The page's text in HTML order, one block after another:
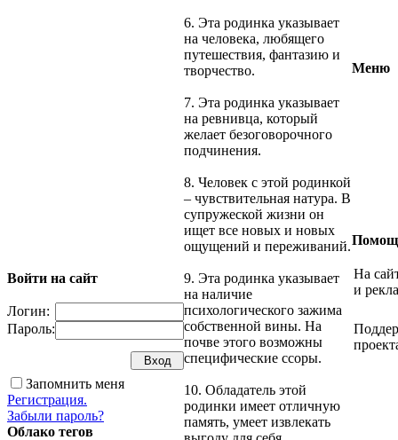
Войти на сайт
Логин:
Пароль:
Запомнить меня
Регистрация.
Забыли пароль?
Облако тегов
6. Эта родинка указывает
на человека, любящего
путешествия, фантазию и
творчество.
7. Эта родинка указывает
на ревнивца, который
желает безоговорочного
подчинения.
8. Человек с этой родинкой
– чувствительная натура. В
супружеской жизни он
ищет все новых и новых
ощущений и переживаний.
9. Эта родинка указывает
на наличие
психологического зажима
собственной вины. На
почве этого возможны
специфические ссоры.
10. Обладатель этой
родинки имеет отличную
память, умеет извлекать
Меню
На
и